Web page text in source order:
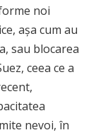
noi
așa cum au
sau blocarea
ceea ce a
nevoi, în